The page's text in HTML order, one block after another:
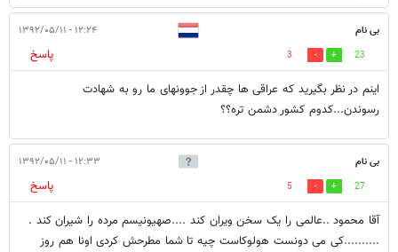
بی نام ۱۲:۲۴ - ۱۳۹۲/۰۵/۱۱
23
3
پاسخ
اینم در نظر بگیرید که عراقی ها چقدر از جوونهای ما رو به شهادت
رسوندن...کدوم کشور دشمن تره؟؟
بی نام ۱۲:۳۳ - ۱۳۹۲/۰۵/۱۱
27
5
پاسخ
آقا محمود ..عالمی را یک سخن ویران کند ....صهیونیسم مرده را شیران کند .
..........کی می دونست هولوکاست چیه تا شما مطرحش کردی اونا هم روز